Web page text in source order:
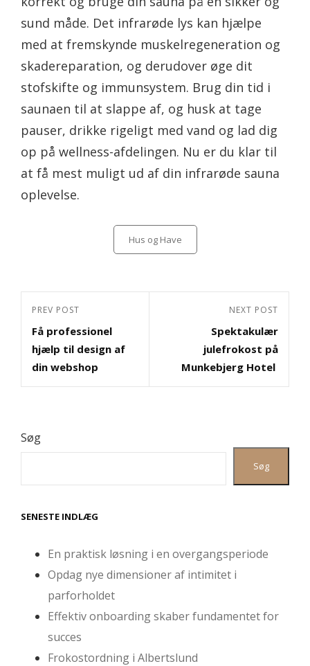
sund måde. Det infrarøde lys kan hjælpe
med at fremskynde muskelregeneration og
skadereparation, og derudover øge dit
stofskifte og immunsystem. Brug din tid i
saunaen til at slappe af, og husk at tage
pauser, drikke rigeligt med vand og lad dig
op på wellness-afdelingen. Nu er du klar til
at få mest muligt ud af din infrarøde sauna
oplevelse.
Hus og Have
Indlægsnavigation
Previous
Post
PREV POST
Få professionel
hjælp til design af
din webshop
NEXT POST
Spektakulær
julefrokost på
Munkebjerg Hotel
Søg
Søg
SENESTE INDLÆG
En praktisk løsning i en overgangsperiode
Opdag nye dimensioner af intimitet i
parforholdet
Effektiv onboarding skaber fundamentet for
succes
Frokostordning i Albertslund